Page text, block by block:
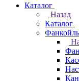
Каталог
Назад
Каталог